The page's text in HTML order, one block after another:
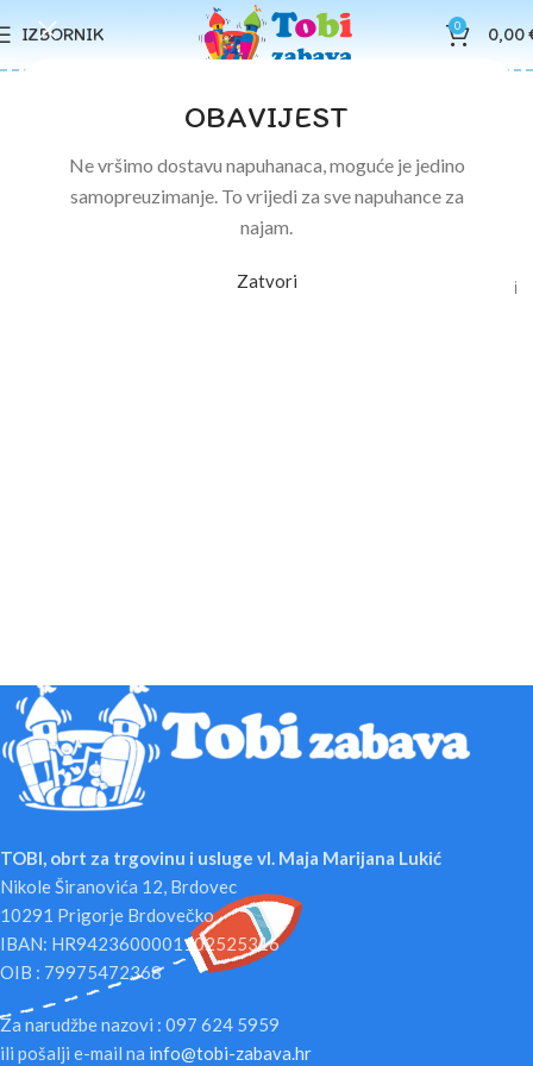
OBAVIJEST
Ne vršimo dostavu napuhanaca, moguće je jedino
samopreuzimanje. To vrijedi za sve napuhance za
najam.
Zatvori
IZBORNIK 0 0,00
Velike stvari su na horizontu
Nešto veliko se sprema! Naša trgovina je u izradi i uskoro će biti
TOBI, obrt za trgovinu i usluge vl. Maja Marijana Lukić
Nikole Širanovića 12, Brdovec
10291 Prigorje Brdovečko
IBAN: HR9423600001102525316
OIB : 79975472368
Za narudžbe nazovi : 097 624 5959
ili pošalji e-mail na info@tobi-zabava.hr